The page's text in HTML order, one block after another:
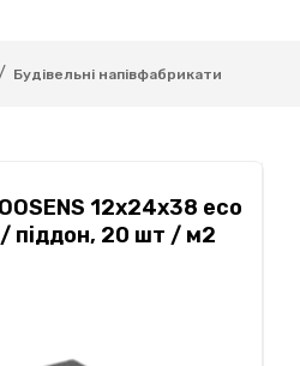
Будівельні напівфабрикати
12x24x38 eco
піддон, 20 шт / м2